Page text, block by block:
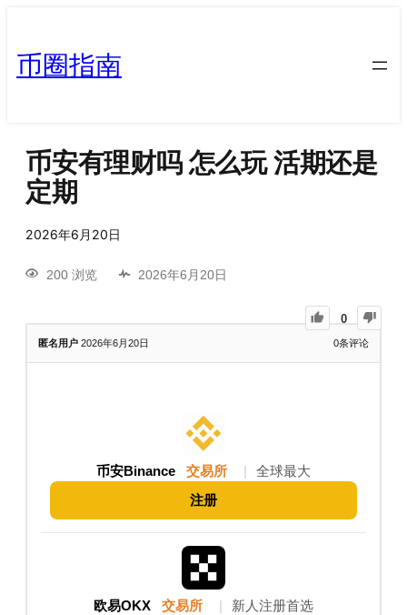
币圈指南
币安有理财吗 怎么玩 活期还是
定期
2026年6月20日
200 浏览 2026年6月20日
0
匿名用户 2026年6月20日 0条评论
币安Binance 交易所 全球最大
注册
欧易OKX 交易所 新人注册首选